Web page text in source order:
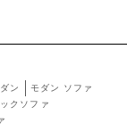
ン
モダン ソファ
クソファ